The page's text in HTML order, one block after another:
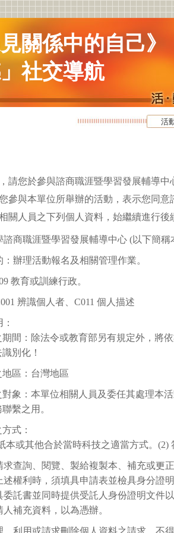
見關係中的自己
社交導航
活
請您於參與諮商職涯暨學習發展輔導中
參與本單位所舉辦的活動，表示您同
關人員之下列個人資料，始繼續進行後
商職涯暨學習發展輔導中心 (以下簡稱
辦理活動報名及相關管理作業。
教育或訓練行政。
辨識個人者、C011 個人描述
間：除法令或教育部另有規定外，將
別化！
區：台灣地區
象：本單位相關人員及委任其處理本
繫之用。
式：
本或其他合於當時科技之適當方式。(2)
查詢、閱覽、製給複製本、補充或更
權利時，須填具申請表並檢具身分證
託書並同時提供受託人身份證明文件
補充資料，以為憑辦。
利用或請求刪除個人資料之請求，不